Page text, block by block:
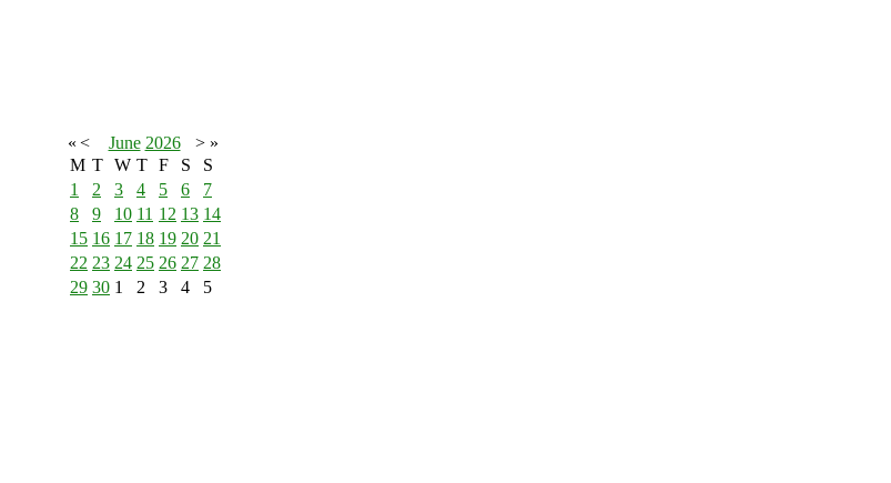
« < June 2026 > »
M T W T F S
S
1
2 3 4 5 6
7
8
9 10 11 12 13 14
15 16 17 18 19 20 21
22 23 24 25 26 27 28
29 30 1 2 3 4 5